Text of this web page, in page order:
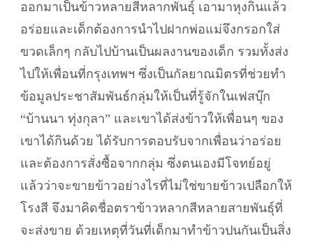
ออกมาเป็นข้าวหลายสีหลากพันธุ์ เอามาหุงกินแล้ว
อร่อยและเด็กต้องการนำไปฝากพ่อแม่จึงกรอกใส่
ขวดเล็กๆ กลับไปบ้านเป็นผลงานของเด็ก รวมทั้งส่ง
ไปให้เพื่อนที่กรุงเทพฯ ซึ่งเป็นกัลยาณมิตรที่ช่วยทำ
ข้อมูลประชาสัมพันธ์กลุ่มให้เป็นที่รู้จักในเฟสบุ๊ก
“บ้านนา ทุ่งกุลา” และเขาได้ส่งข้าวให้เพื่อนๆ ของ
เขาได้กินด้วย ได้รับการตอบรับจากเพื่อนว่าอร่อย
และต้องการสั่งซื้อจากกลุ่ม ซึ่งตนเองมีโจทย์อยู่
แล้วว่าจะขายข้าวอย่างไรที่ไม่ใช่ขายข้าวเปลือกให้
โรงสี จึงมาคิดชื่อตราข้าวหลากสีหลายสายพันธุ์ที่
จะส่งขาย ด้วยเหตุที่วันที่เด็กมาทำข้าวปนกันเป็นสิ่ง